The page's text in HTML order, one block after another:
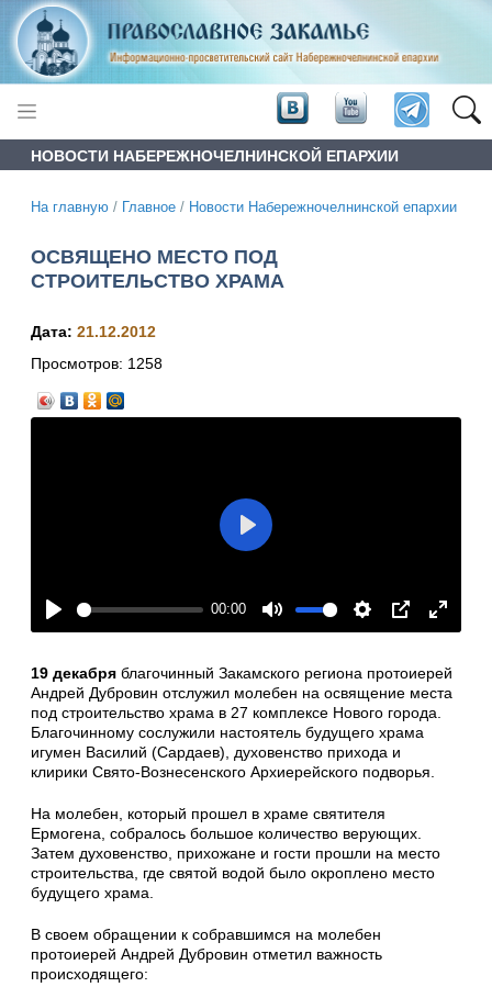
НОВОСТИ НАБЕРЕЖНОЧЕЛНИНСКОЙ ЕПАРХИИ
На главную / Главное / Новости Набережночелнинской епархии
ОСВЯЩЕНО МЕСТО ПОД
СТРОИТЕЛЬСТВО ХРАМА
Play
00:00
Mute Settings
PIP
Enter
Play
Дата: 21.12.2012
Просмотров: 1258
19 декабря благочинный Закамского региона протоиерей
Андрей Дубровин отслужил молебен на освящение места
под строительство храма в 27 комплексе Нового города.
Благочинному сослужили настоятель будущего храма
игумен Василий (Сардаев), духовенство прихода и
клирики Свято-Вознесенского Архиерейского подворья.
На молебен, который прошел в храме святителя
Ермогена, собралось большое количество верующих.
Затем духовенство, прихожане и гости прошли на место
строительства, где святой водой было окроплено место
будущего храма.
В своем обращении к собравшимся на молебен
протоиерей Андрей Дубровин отметил важность
происходящего: